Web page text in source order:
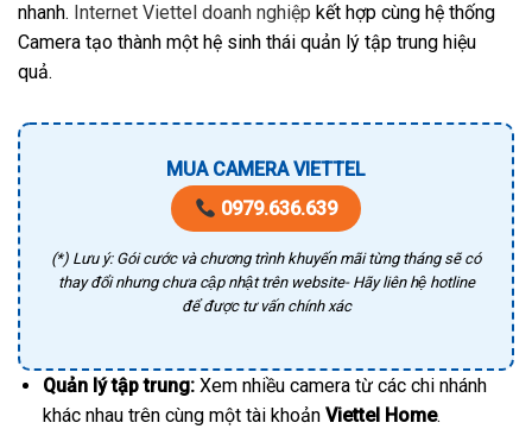
nhanh. Internet Viettel doanh nghiệp kết hợp cùng hệ thống
Camera tạo thành một hệ sinh thái quản lý tập trung hiệu
quả.
MUA CAMERA VIETTEL
0979.636.639
(*) Lưu ý: Gói cước và chương trình khuyến mãi từng tháng sẽ có
thay đổi nhưng chưa cập nhật trên website- Hãy liên hệ hotline
để được tư vấn chính xác
Quản lý tập trung:Xem nhiều camera từ các chi nhánh
khác nhau trên cùng một tài khoản Viettel Home.